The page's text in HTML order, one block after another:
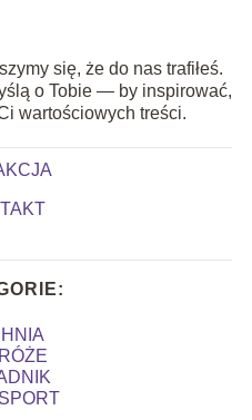
się, że do nas trafiłeś.
o Tobie — by inspirować,
wartościowych treści.